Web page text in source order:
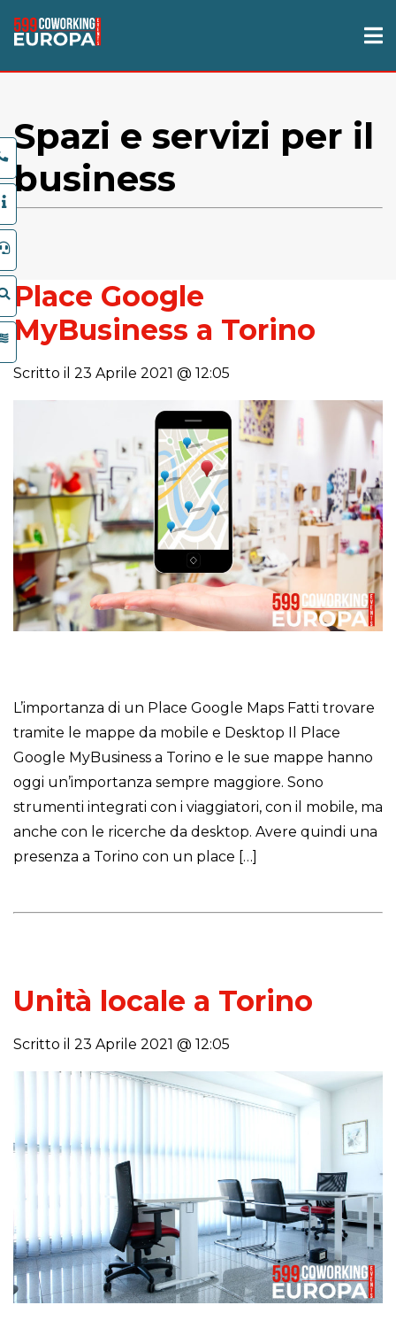
Spazi e servizi per il
business
Place Google
MyBusiness a Torino
Scritto il 23 Aprile 2021 @ 12:05
L’importanza di un Place Google Maps Fatti trovare
tramite le mappe da mobile e Desktop Il Place
Google MyBusiness a Torino e le sue mappe hanno
oggi un’importanza sempre maggiore. Sono
strumenti integrati con i viaggiatori, con il mobile, ma
anche con le ricerche da desktop. Avere quindi una
presenza a Torino con un place […]
Unità locale a Torino
Scritto il 23 Aprile 2021 @ 12:05